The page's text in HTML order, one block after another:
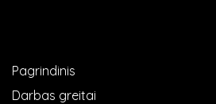
Pagrindinis
Darbas greitai